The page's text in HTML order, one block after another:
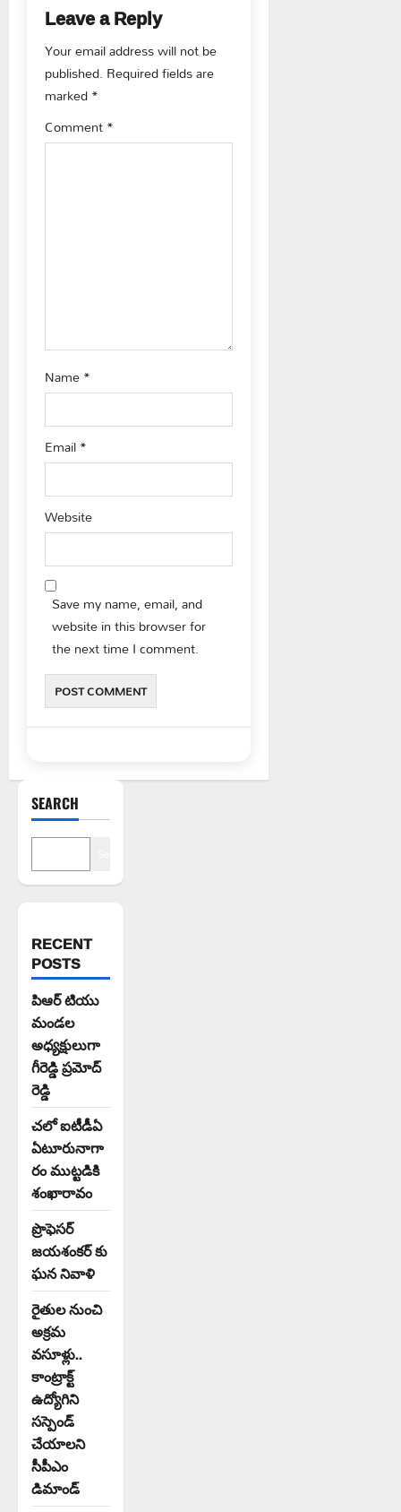
v
i
g
a
Leave a Reply
Your email address will not be
published. Required fields are
marked*
Comment*
Name*
Email*
Website
Save my name, email, and
website in this browser for
the next time I comment.
SEARCH
RECENT
POSTS
పిఆర్ టియు
మండల
అధ్యక్షులుగా
గీరెడ్డి ప్రమోద్
రెడ్డి
చలో ఐటీడీఏ
ఏటూరునాగా
రం ముట్టడికి
శంఖారావం
ప్రొఫెసర్
జయశంకర్ కు
ఘన నివాళి
రైతుల నుంచి
అక్రమ
వసూళ్లు..
కాంట్రాక్ట్
ఉద్యోగిని
సస్పెండ్
చేయాలని
సీపీఎం
డిమాండ్